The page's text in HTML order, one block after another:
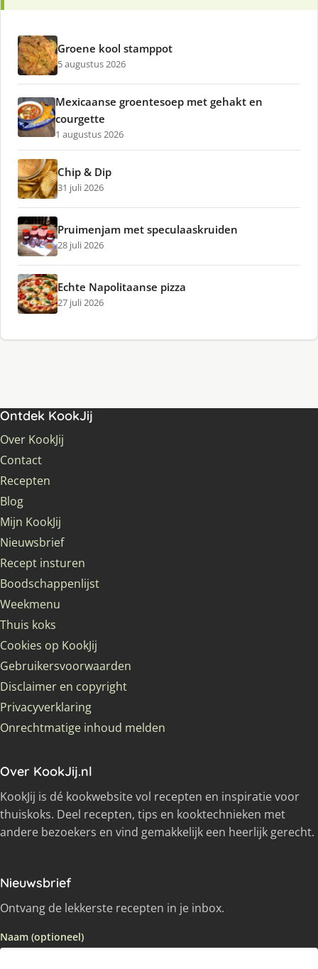
Groene kool stamppot
5 augustus 2026
Mexicaanse groentesoep met gehakt en
courgette
1 augustus 2026
Chip & Dip
31 juli 2026
Pruimenjam met speculaaskruiden
28 juli 2026
Echte Napolitaanse pizza
27 juli 2026
Ontdek KookJij
Over KookJij
Contact
Recepten
Blog
Mijn KookJij
Nieuwsbrief
Recept insturen
Boodschappenlijst
Weekmenu
Thuis koks
Cookies op KookJij
Gebruikersvoorwaarden
Disclaimer en copyright
Privacyverklaring
Onrechtmatige inhoud melden
Over KookJij.nl
KookJij is dé kookwebsite vol recepten en inspiratie voor
thuiskoks. Deel recepten, tips en kooktechnieken met
andere bezoekers en vind gemakkelijk een heerlijk gerecht.
Nieuwsbrief
Ontvang de lekkerste recepten in je inbox.
Naam (optioneel)